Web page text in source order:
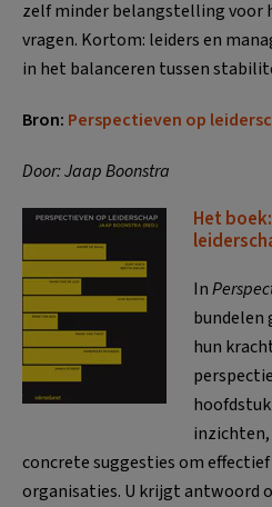
zelf minder belangstelling voor
vragen. Kortom: leiders en
in het balanceren tussen
Bron: Perspectieven op
Door: Jaap Boonstra
Het
In
bundelen
hun
concrete suggesties om
organisaties. U krijgt antwoord